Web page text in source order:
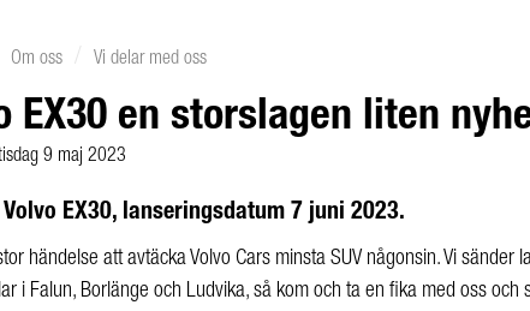
Om oss / Vi delar med oss
EX30 en storslagen liten
9 maj 2023
EX30, lanseringsdatum 7 juni 2023.
händelse att avtäcka Volvo Cars minsta SUV någonsin. Vi sänder
i Falun, Borlänge och Ludvika, så kom och ta en fika med oss och